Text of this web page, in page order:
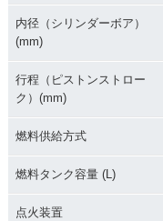
内径（シリンダーボア）
(mm)
行程（ピストンストロー
ク）(mm)
燃料供給方式
燃料タンク容量 (L)
点火装置